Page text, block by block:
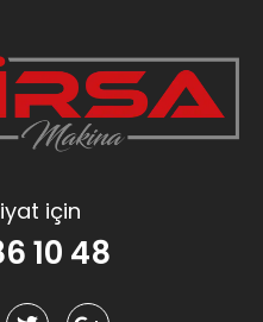
için
10 48